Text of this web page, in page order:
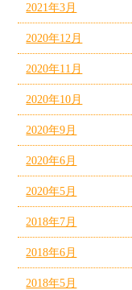
2021年3月
2020年12月
2020年11月
2020年10月
2020年9月
2020年6月
2020年5月
2018年7月
2018年6月
2018年5月